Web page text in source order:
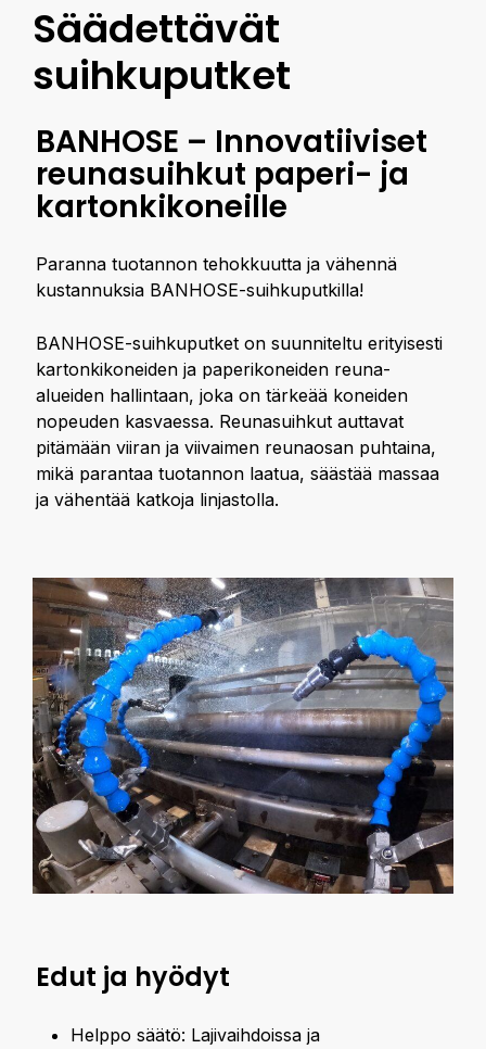
Säädettävät
suihkuputket
BANHOSE – Innovatiiviset
reunasuihkut paperi- ja
kartonkikoneille
Paranna tuotannon tehokkuutta ja vähennä
kustannuksia BANHOSE-suihkuputkilla!
BANHOSE-suihkuputket on suunniteltu erityisesti
kartonkikoneiden ja paperikoneiden reuna-
alueiden hallintaan, joka on tärkeää koneiden
nopeuden kasvaessa. Reunasuihkut auttavat
pitämään viiran ja viivaimen reunaosan puhtaina,
mikä parantaa tuotannon laatua, säästää massaa
ja vähentää katkoja linjastolla.
Edut ja hyödyt
Helppo säätö: Lajivaihdoissa ja